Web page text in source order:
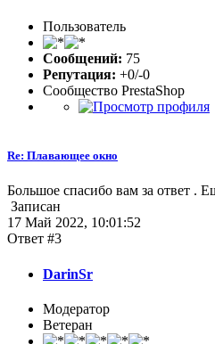
Пользователь
Сообщений: 75
Репутация: +0/-0
Сообщество PrestaShop
Re: Плавающее окно
Большое спасибо вам за ответ .
Записан
17 Май 2022, 10:01:52
Ответ #3
DarinSr
Модератор
Ветеран